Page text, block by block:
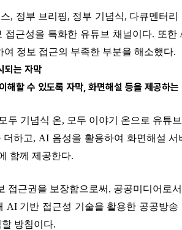
, 정부 브리핑, 정부 기념식, 다큐멘터리
근성을 특화한 유튜브 채널이다. 또한
정보 접근의 부족한 부분을 해소했다.
되는 자막
수 있도록 자막, 화면해설 등을 제공하는
기념식 온, 모두 이야기 온으로 유튜
하고, AI 음성을 활용하여 화면해설 서
함께 제공한다.
근권을 보장함으로써, 공공미디어로
기반 접근성 기술을 활용한 공공방송
방침이다.